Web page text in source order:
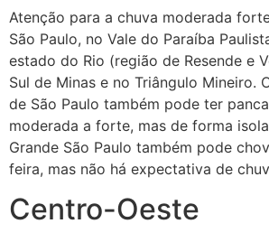
Atenção para a chuva moderada
São Paulo, no Vale do Paraíba
estado do Rio (região de Resende e
Sul de Minas e no Triângulo Mineiro.
de São Paulo também pode ter
moderada a forte, mas de forma
Grande São Paulo também pode
feira, mas não há expectativa de
Centro-Oeste